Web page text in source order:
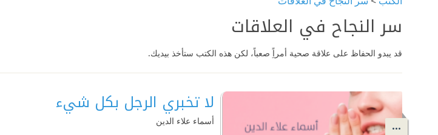
سر النجاح في العلاقات
قد يبدو الحفاظ على علاقة صحية أمراًِ صعباً، لكن هذه الكتب ستأخذ بيديك.
لا تخبري الرجل بكل شيء
أسماء علاء الدين